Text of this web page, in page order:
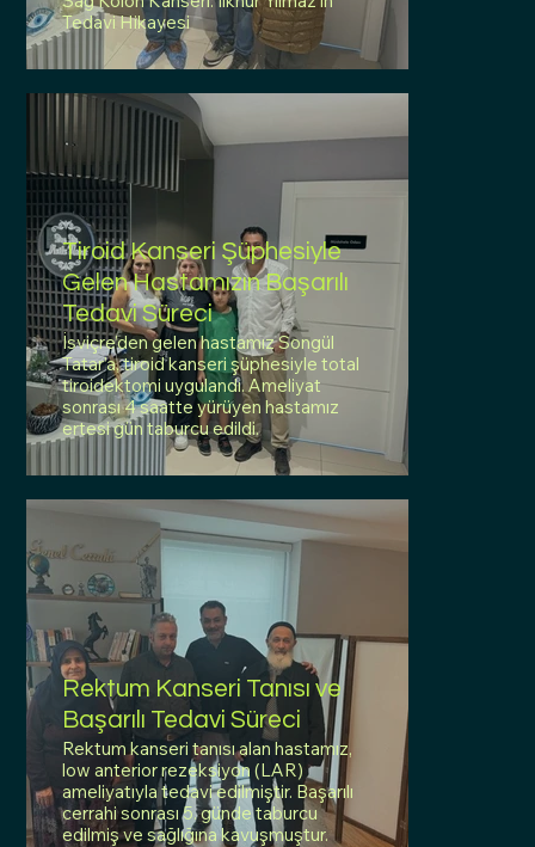
Tedavi Hikayesi
Tiroid Kanseri Şüphesiyle
Gelen Hastamızın Başarılı
Tedavi Süreci
İsviçre’den gelen hastamız Songül
Tatar’a, tiroid kanseri şüphesiyle total
tiroidektomi uygulandı. Ameliyat
sonrası 4 saatte yürüyen hastamız
ertesi gün taburcu edildi.
Rektum Kanseri Tanısı ve
Başarılı Tedavi Süreci
Rektum kanseri tanısı alan hastamız,
low anterior rezeksiyon (LAR)
ameliyatıyla tedavi edilmiştir. Başarılı
cerrahi sonrası 5. günde taburcu
edilmiş ve sağlığına kavuşmuştur.